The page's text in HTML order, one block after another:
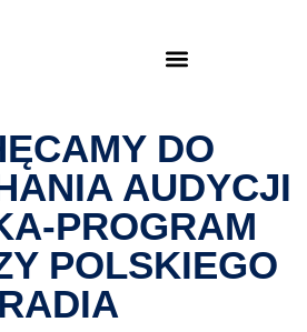
DO
AUDYCJI
PROGRAM
POLSKIEGO
RADIA